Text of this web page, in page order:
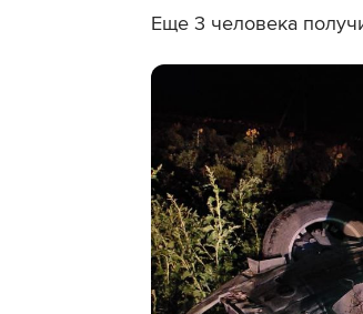
Еще 3 человека